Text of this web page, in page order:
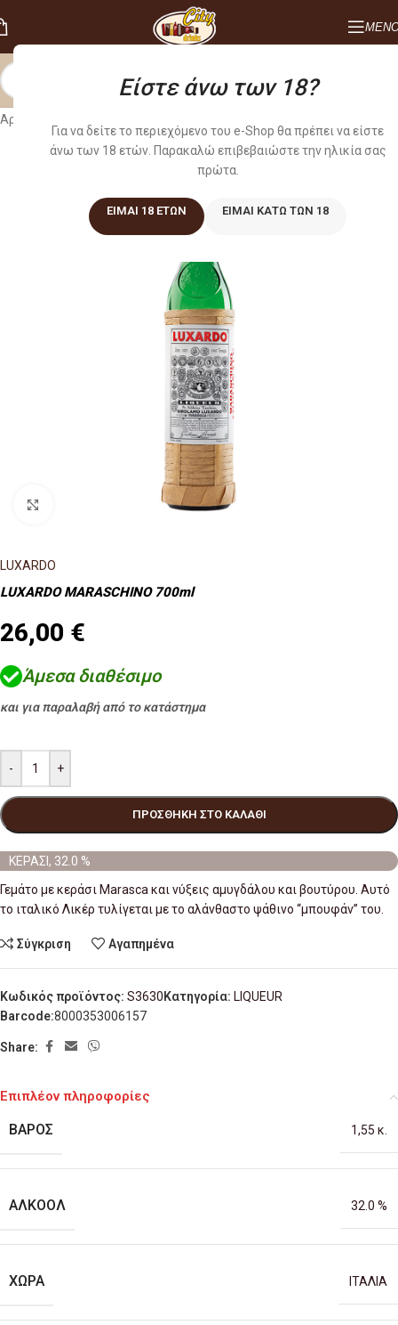
Είστε άνω των 18?
Για να δείτε το περιεχόμενο του e-Shop θα πρέπει να είστε
άνω των 18 ετών. Παρακαλώ επιβεβαιώστε την ηλικία σας
πρώτα.
ΕΊΜΑΙ 18 ΕΤΏΝ ΕΊΜΑΙ ΚΆΤΩ ΤΩΝ 18
Αρχική σελίδα
LUXARDO
LUXARDO MARASCHINO 700ml
26,00 €
Άμεσα διαθέσιμο
και για παραλαβή από το κατάστημα
- +
ΠΡΟΣΘΉΚΗ ΣΤΟ ΚΑΛΆΘΙ
ΚΕΡΑΣΙ, 32.0 %
Γεμάτο με κεράσι Marasca και νύξεις αμυγδάλου και βουτύρου. Αυτό
το ιταλικό Λικέρ τυλίγεται με το αλάνθαστο ψάθινο “μπουφάν” του.
Σύγκριση Αγαπημένα
Κωδικός προϊόντος: S3630Κατηγορία: LIQUEUR
Barcode:8000353006157
Share:
Επιπλέον πληροφορίες
ΒΆΡΟΣ 1,55 κ.
ΑΛΚΟΌΛ 32.0 %
ΧΏΡΑ ΙΤΑΛΙΑ